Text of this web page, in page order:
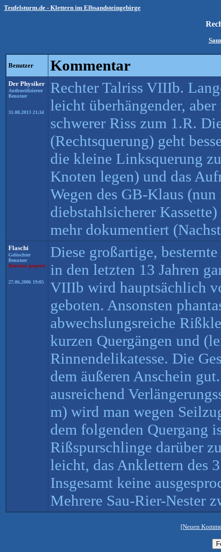
Teufelsturm.de - Klettern im Elbsandsteingebirge
Benutzer Kommentar
Der Physiker
Authentifizierter
Benutzer
31.08.2013 21:34
Rechter Talriss VIIIb.
leicht überhängender,
schwerer Riss zum 1.R.
(Rechtsquerung) geht
die kleine Linksquerung
Knoten legen) und das
Wegen des GB-Klaus
diebstahlsicherer
mehr dokumentiert
Flaschi
Gelöschter
Benutzer
Benutzer gesperrt
27.06.2006 19:05
Diese großartige,
in den letzten 13 Jahren
VIIIb wird hauptsächlich
geboten. Ansonsten
abwechslungsreiche
kurzen Quergängen und
Rinnendelikatesse. Die
dem äußeren Anschein
ausreichend
m) wird man wegen
dem folgenden Quergang
Rißspurschlinge darüber
leicht, das Anklettern des
Insgesamt keine
Mehrere Sau-Rier-Nester
[Neuen